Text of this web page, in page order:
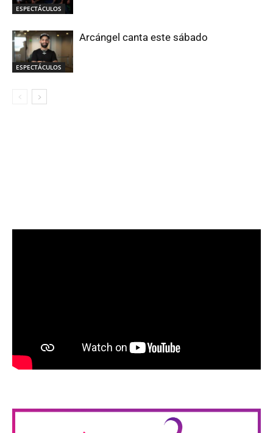
ESPECTÁCULOS
ESPECTÁCULOS
Arcángel canta este sábado